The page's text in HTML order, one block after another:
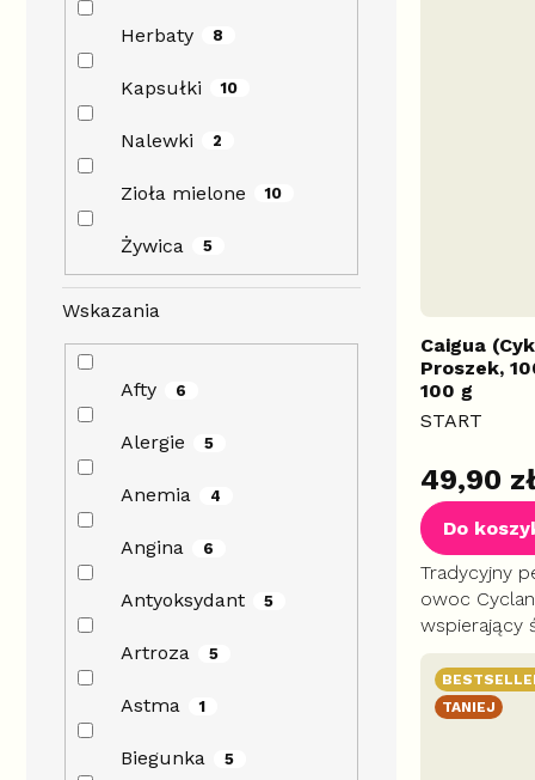
Herbaty 8
Kapsułki 10
Nalewki 2
Zioła mielone 10
Żywica 5
Wskazania
Afty 6
Alergie 5
Anemia 4
Angina 6
Antyoksydant 5
Artroza 5
Astma 1
Biegunka 5
Caigua
Proszek,
100 g
START
ocena
produktu
wynosi
5,0
na
5
gwiazdek.
49,90
Do
Tradycyjny
owoc
wspierający
utrzymać
cholesterolu
TANIEJ